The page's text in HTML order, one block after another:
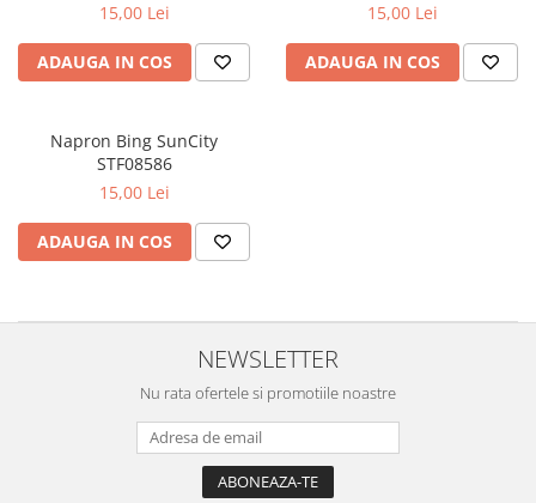
15,00 Lei
ADAUGA IN COS
15,00 Lei
ADAUGA IN COS
Napron Bing SunCity
STF08586
15,00 Lei
ADAUGA IN COS
NEWSLETTER
Nu rata ofertele si promotiile noastre